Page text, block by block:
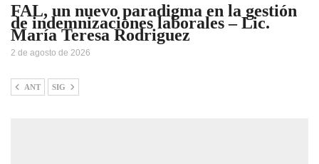
FAL, un nuevo paradigma en la gestión
de indemnizaciones laborales – Lic.
María Teresa Rodriguez
2 de agosto de 2026
ANT SIG